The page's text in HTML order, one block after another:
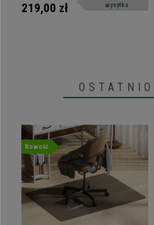
219,00 zł
wysyłka
OSTATNIO
Nowość